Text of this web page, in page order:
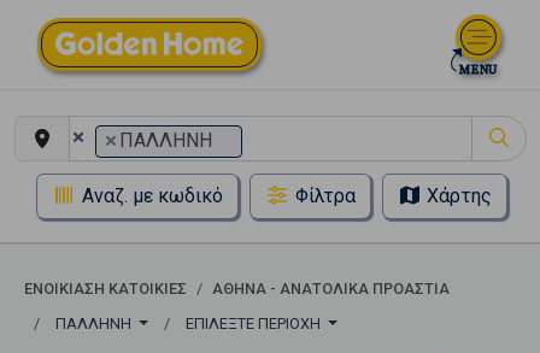
× × ΠΑΛΛΗΝΗ
Αναζ. με κωδικό Φίλτρα Χάρτης
ΕΝΟΙΚΊΑΣΗ ΚΑΤΟΙΚΊΕΣ
ΑΘΗΝΑ - ΑΝΑΤΟΛΙΚΑ ΠΡΟΑΣΤΙΑ
ΠΑΛΛΗΝΗ
ΕΠΙΛΈΞΤΕ ΠΕΡΙΟΧΉ